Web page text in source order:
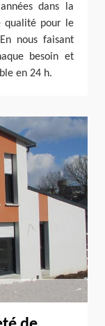
dans la
qualité pour le
nous faisant
besoin et
en 24 h.